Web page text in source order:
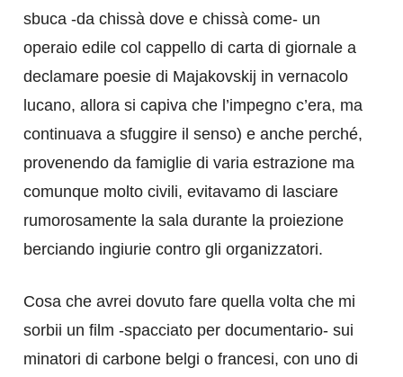
sbuca -da chissà dove e chissà come- un
operaio edile col cappello di carta di giornale a
declamare poesie di Majakovskij in vernacolo
lucano, allora si capiva che l’impegno c’era, ma
continuava a sfuggire il senso) e anche perché,
provenendo da famiglie di varia estrazione ma
comunque molto civili, evitavamo di lasciare
rumorosamente la sala durante la proiezione
berciando ingiurie contro gli organizzatori.
Cosa che avrei dovuto fare quella volta che mi
sorbii un film -spacciato per documentario- sui
minatori di carbone belgi o francesi, con uno di